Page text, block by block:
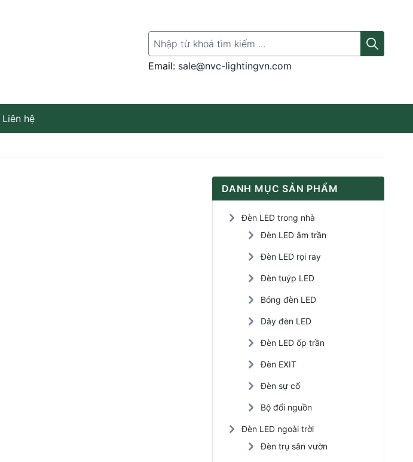
Search for:
Email: sale@nvc-lightingvn.com
Thanh ray gắn đèn
Đèn LED rọi tranh
Đèn LED Panel
Đèn LED cảm ứng
Đèn LED nhà xưởng
Đèn năng lượng mặt trời
Liên hệ
DANH MỤC SẢN PHẨM
Đèn LED trong nhà
Đèn LED âm trần
Đèn LED rọi ray
Đèn tuýp LED
Bóng đèn LED
Dây đèn LED
Đèn LED ốp trần
Đèn EXIT
Đèn sự cố
Bộ đổi nguồn
Đèn LED ngoài trời
Đèn trụ sân vườn